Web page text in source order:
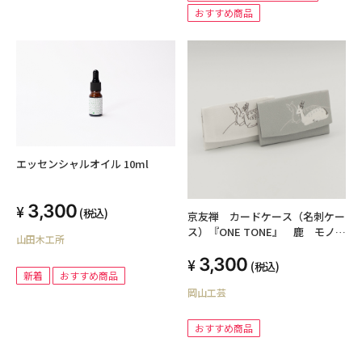
おすすめ商品
エッセンシャルオイル 10ml
3,300 (税込)
山田木工所
新着 おすすめ商品
京友禅 カードケース（名刺ケー
ス）『ONE TONE』 鹿 モノト
3,300 (税込)
岡山工芸
おすすめ商品